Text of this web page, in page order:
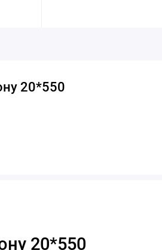
20*550
20*550